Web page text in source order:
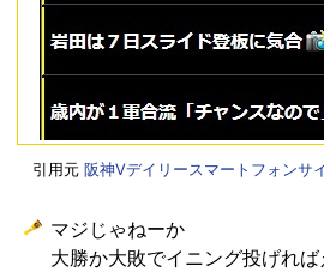
引用元阪神Vデイリースマートフォンサ
マジじゃねーか
大勝か大敗でイニング投げれば